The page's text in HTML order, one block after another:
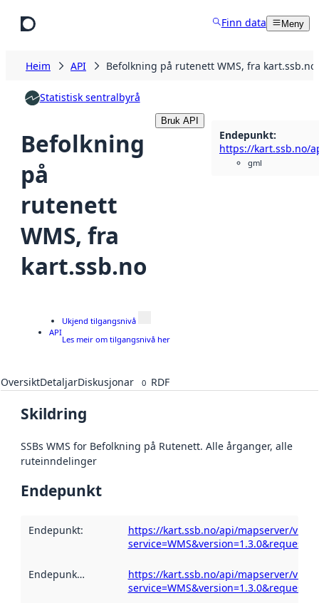
Finn data Meny
Heim API Befolkning på rutenett WMS, fra kart.ssb.no
Statistisk sentralbyrå
Befolkning
på
rutenett
WMS, fra
kart.ssb.no
Bruk API
Endepunkt:
gml
API
Ukjend tilgangsnivå
Les meir om tilgangsnivå her
OversiktDetaljarDiskusjonar 0 RDF
Skildring
SSBs WMS for Befolkning på Rutenett. Alle årganger, alle
ruteinndelinger
Endepunkt
Endepunkt:
https://kart.ssb.no/api/mapserver/v1/
Endepunktskildring
https://kart.ssb.no/api/mapserver/v1/